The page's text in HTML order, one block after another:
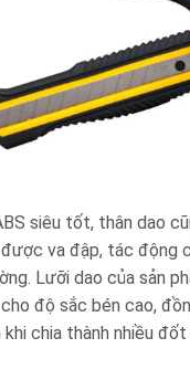
siêu tốt, thân dao
va đập, tác động
Lưỡi dao của sản
độ sắc bén cao,
chia thành nhiều